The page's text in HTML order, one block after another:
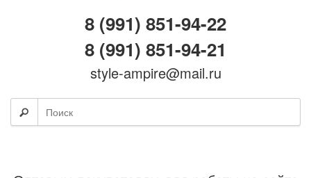
8 (991) 851-94-22
8 (991) 851-94-21
style-ampire@mail.ru